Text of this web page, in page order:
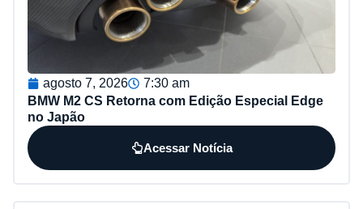
agosto 7, 2026
7:30 am
BMW M2 CS Retorna com Edição Especial Edge
no Japão
Acessar Notícia